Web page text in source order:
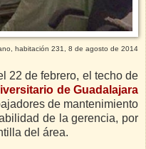
habitación 231, 8 de agosto de 2014
22 de febrero, el techo de
de Guadalajara
de mantenimiento
de la gerencia, por
del área.